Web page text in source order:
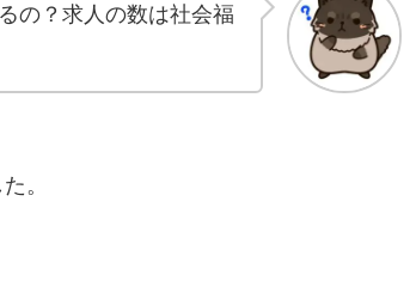
の？求人の数は社会福
。